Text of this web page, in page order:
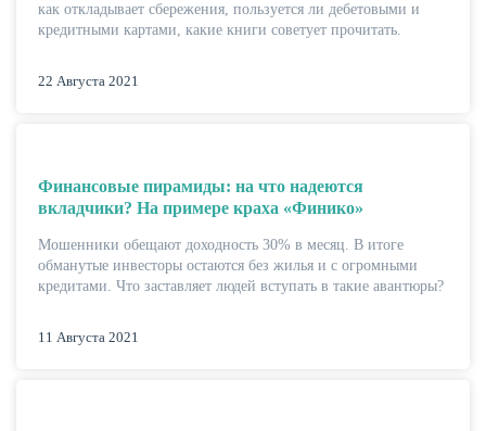
как откладывает сбережения, пользуется ли дебетовыми и
кредитными картами, какие книги советует прочитать.
22 Августа 2021
Финансовые пирамиды: на что надеются
вкладчики? На примере краха «Финико»
Мошенники обещают доходность 30% в месяц. В итоге
обманутые инвесторы остаются без жилья и с огромными
кредитами. Что заставляет людей вступать в такие авантюры?
11 Августа 2021